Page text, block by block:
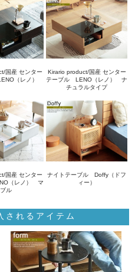
国産 センター
（レノ）
Kirario product/国産 センター
テーブル LENO（レノ） ナ
チュラルタイプ
国産 センター
（レノ） マ
ル
ナイトテーブル Doffy（ドフ
ィー）
されるアイテム